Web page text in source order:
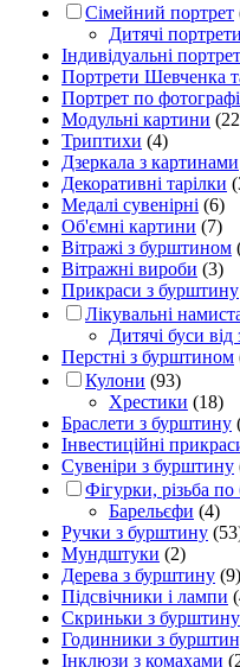
Сімейний портрет
Дитячі портрети
Індивідуальні
Портрети Шевченка
Портрет по
Модульні картини
Триптихи (4)
Дзеркала з картинами
Декоративні тарілки
Медалі сувенірні (6)
Об'ємні картини (7)
Вітражі з бурштином
Вітражні вироби (3)
Прикраси з бурштину
Лікувальні
Дитячі буси
Перстні з бурштином
Кулони (93)
Хрестики (18)
Браслети з бурштину
Інвестиційні
Сувеніри з бурштину
Фігурки, різьба
Барельєфи (4)
Ручки з бурштину
Мундштуки (2)
Дерева з бурштину (9)
Підсвічники і лампи
Скриньки з бурштину
Годинники з
Інклюзи з комахами